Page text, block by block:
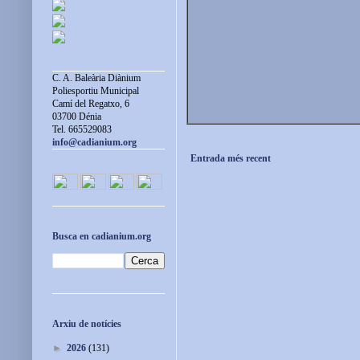
Entrada més recent
C. A. Baleària Diànium
Poliesportiu Municipal
Camí del Regatxo, 6
03700 Dénia
Tel. 665529083
info@cadianium.org
Busca en cadianium.org
Arxiu de notícies
► 2026 (131)